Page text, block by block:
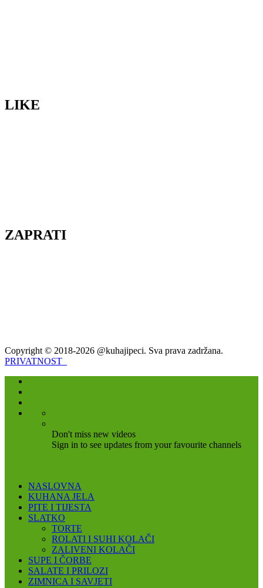
LIKE
ZAPRATI
Copyright © 2018-2026 @kuhajipeci. Sva prava zadržana.
PRIVATNOST
Don't miss new videos
Sign in to see updates from your favourite channels
NASLOVNA
KUHANA JELA
PITE I TIJESTA
SLATKO
TORTE
ROLATI I SUHI KOLAČI
ZALIVENI KOLAČI
SUPE I ČORBE
SALATE I PRILOZI
ZIMNICA I SAVJETI